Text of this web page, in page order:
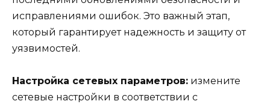
исправлениями ошибок. Это важный этап,
который гарантирует надежность и защиту от
уязвимостей.
Настройка сетевых параметров: измените
сетевые настройки в соответствии с